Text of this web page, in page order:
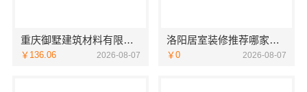
重庆御墅建筑材料有限公司装配式别墅零增项建造
￥136.06 2026-08-07
洛阳居室装修推荐哪家？河南璟臻环保建材有限公司一站式服务
￥0 2026-08-07